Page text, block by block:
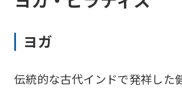
ヨガ
伝統的な古代インドで発祥した